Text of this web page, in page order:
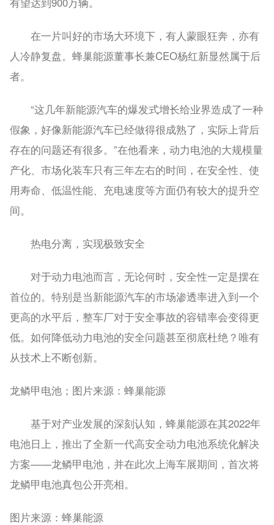
在一片叫好的市场大环境下，有人蒙眼狂奔，亦有
人冷静复盘。蜂巢能源董事长兼CEO杨红新显然属于后
者。
“这几年新能源汽车的爆发式增长给业界造成了一种
假象，好像新能源汽车已经做得很成熟了，实际上背后
存在的问题还有很多。”在他看来，动力电池的大规模量
产化、市场化装车只有三年左右的时间，在安全性、使
用寿命、低温性能、充电速度等方面仍有较大的提升空
间。
热电分离，实现极致安全
对于动力电池而言，无论何时，安全性一定是摆在
首位的。特别是当新能源汽车的市场渗透率进入到一个
更高的水平后，整车厂对于安全事故的容错率会变得更
低。如何降低动力电池的安全问题甚至彻底杜绝？唯有
从技术上不断创新。
龙鳞甲电池；图片来源：蜂巢能源
基于对产业发展的深刻认知，蜂巢能源在其2022年
电池日上，推出了全新一代高安全动力电池系统化解决
方案——龙鳞甲电池，并在此次上海车展期间，首次将
龙鳞甲电池真包公开亮相。
图片来源：蜂巢能源